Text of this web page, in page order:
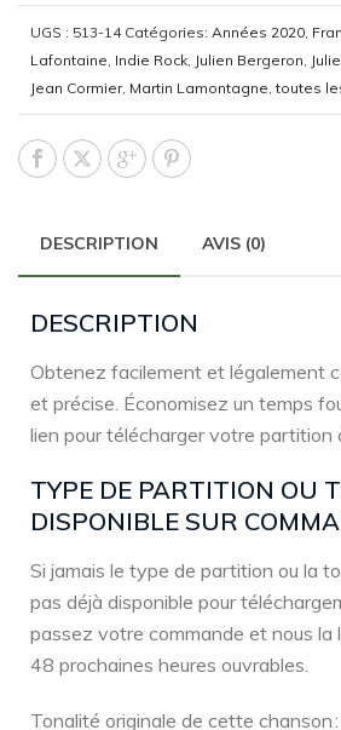
UGS : 513-14 Catégories: Années 2020,
Lafontaine, Indie Rock, Julien Bergeron,
Jean Cormier, Martin Lamontagne,toutes
DESCRIPTION AVIS (0)
DESCRIPTION
Obtenez facilement et légalement
et précise. Économisez un temps
lien pour télécharger votre partition
TYPE DE PARTITION OU
DISPONIBLE SUR
Si jamais le type de partition ou la
pas déjà disponible pour
passez votre commande et nous la
48 prochaines heures ouvrables.
Tonalité originale de cette chanson